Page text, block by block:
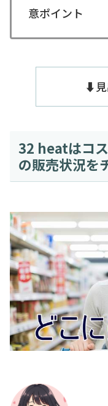
意ポイント
⬇️見
32 heatはコ
の販売状況を